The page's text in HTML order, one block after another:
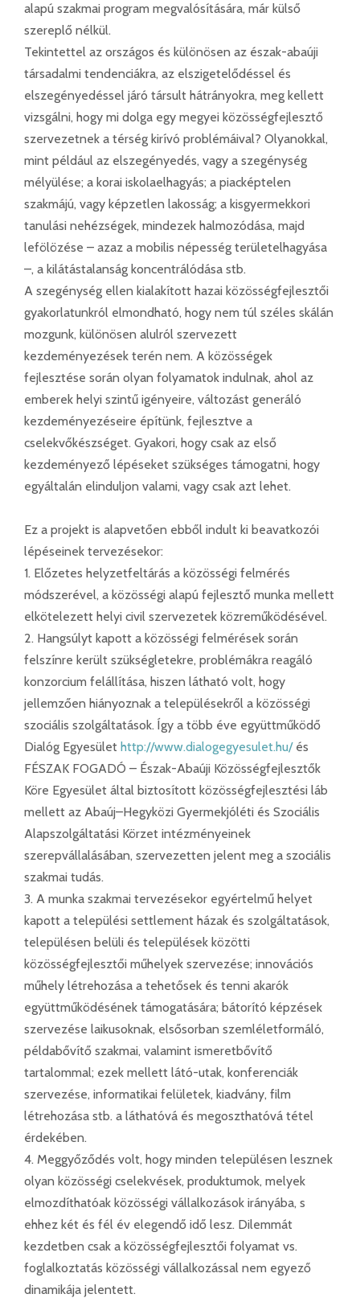
alapú szakmai program megvalósítására, már külső
szereplő nélkül.
Tekintettel az országos és különösen az észak-abaúji
társadalmi tendenciákra, az elszigetelődéssel és
elszegényedéssel járó társult hátrányokra, meg kellett
vizsgálni, hogy mi dolga egy megyei közösségfejlesztő
szervezetnek a térség kirívó problémáival? Olyanokkal,
mint például az elszegényedés, vagy a szegénység
mélyülése; a korai iskolaelhagyás; a piacképtelen
szakmájú, vagy képzetlen lakosság; a kisgyermekkori
tanulási nehézségek, mindezek halmozódása, majd
lefölözése – azaz a mobilis népesség területelhagyása
–, a kilátástalanság koncentrálódása stb.
A szegénység ellen kialakított hazai közösségfejlesztői
gyakorlatunkról elmondható, hogy nem túl széles skálán
mozgunk, különösen alulról szervezett
kezdeményezések terén nem. A közösségek
fejlesztése során olyan folyamatok indulnak, ahol az
emberek helyi szintű igényeire, változást generáló
kezdeményezéseire építünk, fejlesztve a
cselekvőkészséget. Gyakori, hogy csak az első
kezdeményező lépéseket szükséges támogatni, hogy
egyáltalán elinduljon valami, vagy csak azt lehet.
Ez a projekt is alapvetően ebből indult ki beavatkozói
lépéseinek tervezésekor:
1. Előzetes helyzetfeltárás a közösségi felmérés
módszerével, a közösségi alapú fejlesztő munka mellett
elkötelezett helyi civil szervezetek közreműködésével.
2. Hangsúlyt kapott a közösségi felmérések során
felszínre került szükségletekre, problémákra reagáló
konzorcium felállítása, hiszen látható volt, hogy
jellemzően hiányoznak a településekről a közösségi
szociális szolgáltatások. Így a több éve együttműködő
Dialóg Egyesület http://www.dialogegyesulet.hu/és
FÉSZAK FOGADÓ – Észak-Abaúji Közösségfejlesztők
Köre Egyesület által biztosított közösségfejlesztési láb
mellett az Abaúj–Hegyközi Gyermekjóléti és Szociális
Alapszolgáltatási Körzet intézményeinek
szerepvállalásában, szervezetten jelent meg a szociális
szakmai tudás.
3. A munka szakmai tervezésekor egyértelmű helyet
kapott a települési settlement házak és szolgáltatások,
településen belüli és települések közötti
közösségfejlesztői műhelyek szervezése; innovációs
műhely létrehozása a tehetősek és tenni akarók
együttműködésének támogatására; bátorító képzések
szervezése laikusoknak, elsősorban szemléletformáló,
példabővítő szakmai, valamint ismeretbővítő
tartalommal; ezek mellett látó-utak, konferenciák
szervezése, informatikai felületek, kiadvány, film
létrehozása stb. a láthatóvá és megoszthatóvá tétel
érdekében.
4. Meggyőződés volt, hogy minden településen lesznek
olyan közösségi cselekvések, produktumok, melyek
elmozdíthatóak közösségi vállalkozások irányába, s
ehhez két és fél év elegendő idő lesz. Dilemmát
kezdetben csak a közösségfejlesztői folyamat vs.
foglalkoztatás közösségi vállalkozással nem egyező
dinamikája jelentett.